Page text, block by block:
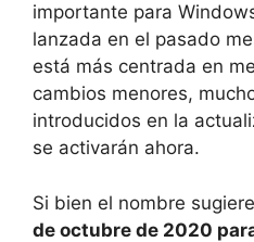
importante para
lanzada en el pasado
está más centrada en
cambios menores,
introducidos en la
se activarán ahora.
Si bien el nombre
de octubre de 2020